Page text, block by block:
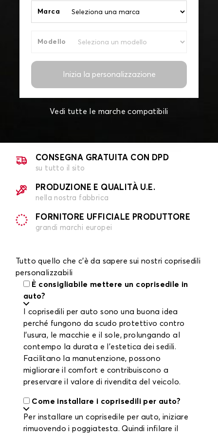
Marca
Modello
Inizia la personalizzazione
Vedi tutte le marche compatibili
CONSEGNA GRATUITA CON DPD
su tutto il sito
PRODUZIONE E QUALITÀ U.E.
nella nostra fabbrica
FORNITORE UFFICIALE PRODUTTORE
grandi marchi europei
Tutto quello che c'è da sapere sui nostri coprisedili
personalizzabili
È consigliabile mettere un coprisedile in
auto?
I coprisedili per auto sono una buona idea
perché fungono da scudo protettivo contro
l'usura, le macchie e il sole, prolungando al
contempo la durata e l'estetica dei sedili.
Facilitano la manutenzione, possono
migliorare il comfort e contribuiscono a
preservare il valore di rivendita del veicolo.
Come installare i coprisedili per auto?
Per installare un coprisedile per auto, iniziare
rimuovendo i poggiatesta. Quindi infilare il